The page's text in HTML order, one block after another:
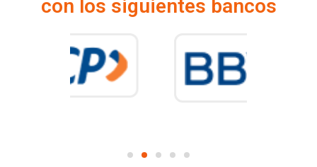
con los siguientes bancos